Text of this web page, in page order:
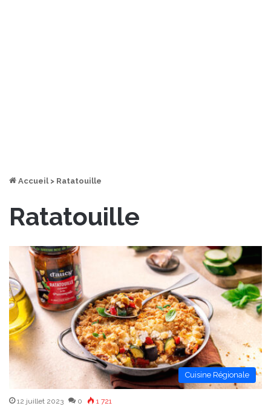
Accueil > Ratatouille
Ratatouille
Cuisine Régionale
12 juillet 2023 0 1 721